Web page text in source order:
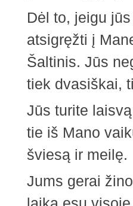
Dėl to, jeigu
atsigręžti į
Šaltinis. Jūs
tiek dvasiškai,
Jūs turite
tie iš Mano
šviesą ir meilę.
Jums gerai